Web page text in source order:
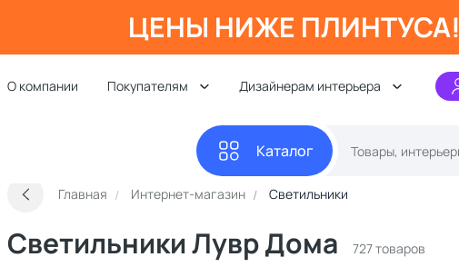
ЦЕНЫ НИЖЕ ПЛИНТУСА!
О компании Покупателям Дизайнерам интерьера
Каталог
Главная Интернет-магазин Светильники
Светильники Лувр Дома 727 товаров